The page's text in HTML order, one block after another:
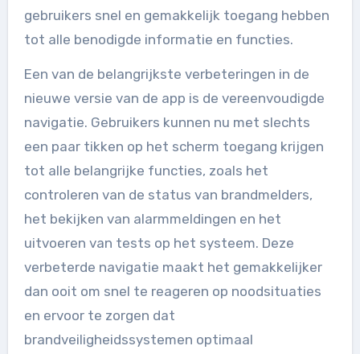
gebruikers snel en gemakkelijk toegang hebben
tot alle benodigde informatie en functies.
Een van de belangrijkste verbeteringen in de
nieuwe versie van de app is de vereenvoudigde
navigatie. Gebruikers kunnen nu met slechts
een paar tikken op het scherm toegang krijgen
tot alle belangrijke functies, zoals het
controleren van de status van brandmelders,
het bekijken van alarmmeldingen en het
uitvoeren van tests op het systeem. Deze
verbeterde navigatie maakt het gemakkelijker
dan ooit om snel te reageren op noodsituaties
en ervoor te zorgen dat
brandveiligheidssystemen optimaal